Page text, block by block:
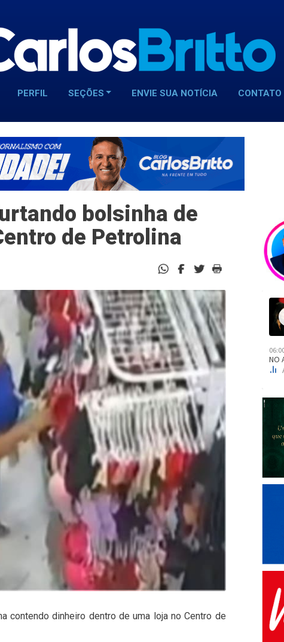
PERFIL SEÇÕES ENVIE SUA NOTÍCIA CONTATO
bolsinha de
de Petrolina
contendo dinheiro dentro de uma loja no Centro de